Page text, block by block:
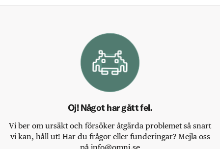
Oj! Något har gått fel.
Vi ber om ursäkt och försöker åtgärda problemet så snart
vi kan, håll ut! Har du frågor eller funderingar? Mejla oss